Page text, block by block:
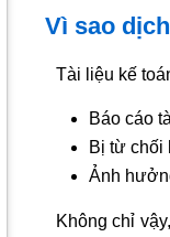
Vì sao
Tài liệu kế
Báo cáo
Bị từ chối
Ảnh
Không chỉ